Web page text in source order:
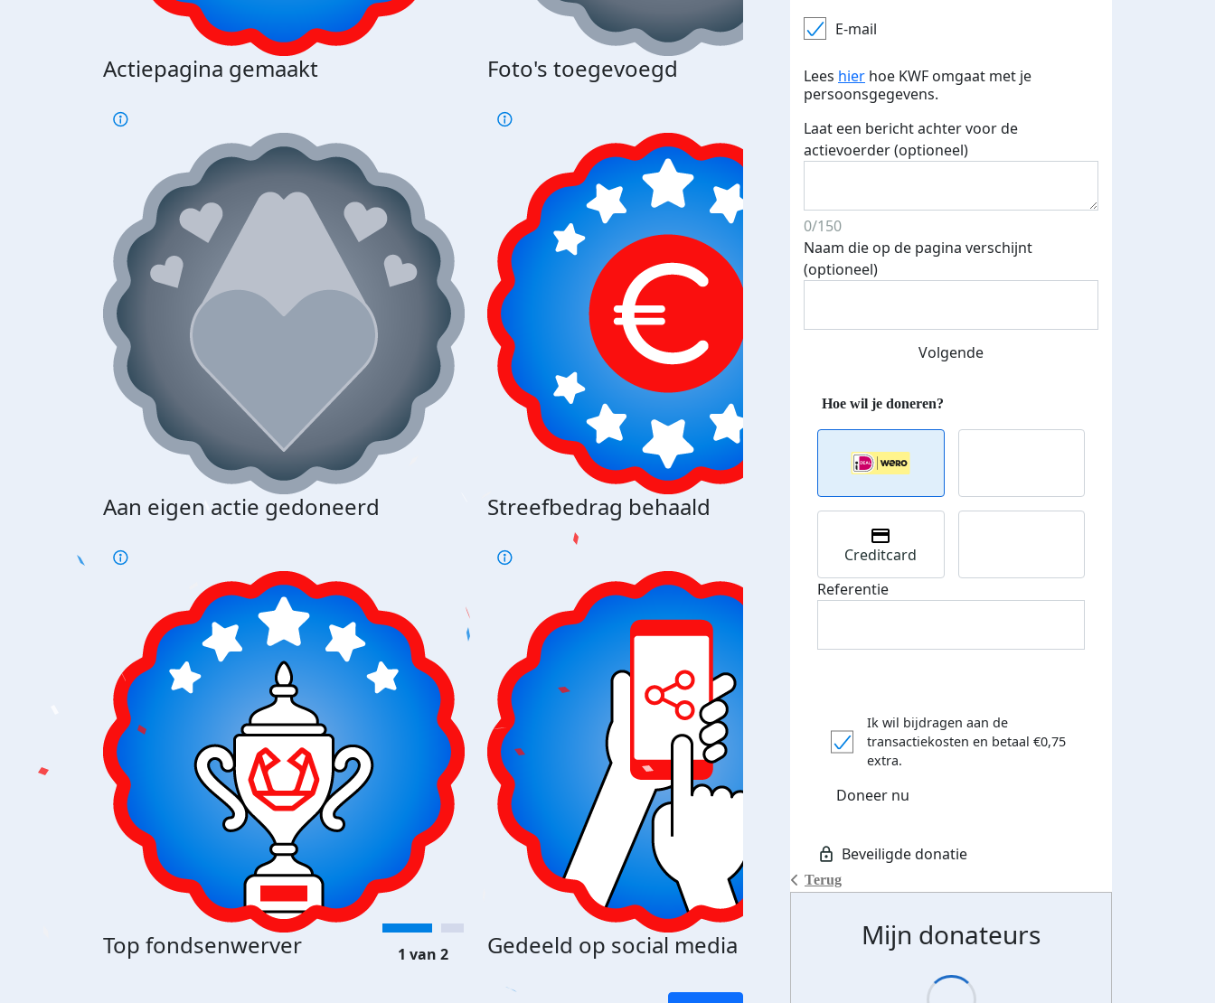
Actiepagina gemaakt Foto's toegevoegd E-mails verstuurd
Aan eigen actie gedoneerd Streefbedrag behaald Streefbedrag verhoogd
Top fondsenwerver Gedeeld op social media Donateurs bedankt
€500 euro opgehaald: t-shirt
verdiend
1 van 2
E-mail
Lees hier hoe KWF omgaat met je
persoonsgegevens.
Laat een bericht achter voor de
actievoerder (optioneel)
0/150
Naam die op de pagina verschijnt
(optioneel)
Volgende
Terug
Creditcard
Referentie
Ik wil bijdragen aan de
transactiekosten en betaal €0,75
extra.
Doneer nu
Mijn donateurs